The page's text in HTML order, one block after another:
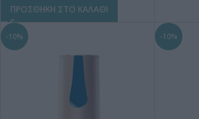
ΠΡΟΣΘΗΚΗ ΣΤΟ ΚΑΛΑΘΙ
-10% -10%